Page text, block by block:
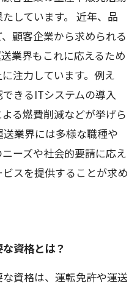
しています。 近年、品
顧客企業から求められる
業界もこれに応えるため
注力しています。例え
きるITシステムの導入
る燃費削減などが挙げら
業界には多様な職種や
ーズや社会的要請に応え
スを提供することが求め
資格とは？
資格は、運転免許や運送